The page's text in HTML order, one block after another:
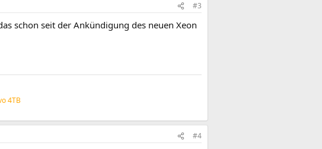
#3
schon seit der Ankündigung des neuen Xeon
4TB
#4